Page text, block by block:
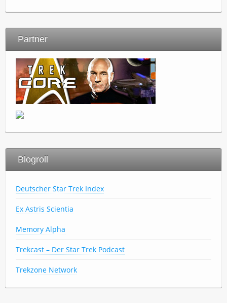
Partner
Blogroll
Deutscher Star Trek Index
Ex Astris Scientia
Memory Alpha
Trekcast – Der Star Trek Podcast
Trekzone Network